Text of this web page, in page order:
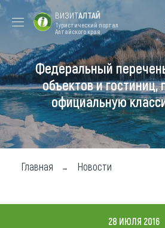
Форум VISIT
ALTAI
Цветение
маральника
Туры
Где побывать
Чем заняться
ВИЗИТАЛТАЙ
Туристический портал
Алтайского края
Федеральный
объектов и
официальную
Главная Новости
28 ИЮЛЯ 2016